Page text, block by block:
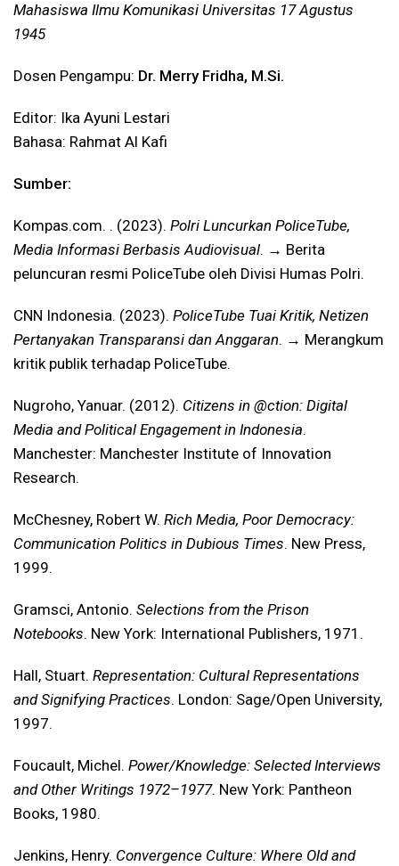
Mahasiswa Ilmu Komunikasi Universitas 17 Agustus
1945
Dosen Pengampu: Dr. Merry Fridha, M.Si.
Editor: Ika Ayuni Lestari
Bahasa: Rahmat Al Kafi
Sumber:
Kompas.com. . (2023). Polri Luncurkan PoliceTube,
Media Informasi Berbasis Audiovisual. → Berita
peluncuran resmi PoliceTube oleh Divisi Humas Polri.
CNN Indonesia. (2023). PoliceTube Tuai Kritik, Netizen
Pertanyakan Transparansi dan Anggaran. → Merangkum
kritik publik terhadap PoliceTube.
Nugroho, Yanuar. (2012). Citizens in @ction: Digital
Media and Political Engagement in Indonesia.
Manchester: Manchester Institute of Innovation
Research.
McChesney, Robert W. Rich Media, Poor Democracy:
Communication Politics in Dubious Times. New Press,
1999.
Gramsci, Antonio. Selections from the Prison
Notebooks. New York: International Publishers, 1971.
Hall, Stuart. Representation: Cultural Representations
and Signifying Practices. London: Sage/Open University,
1997.
Foucault, Michel. Power/Knowledge: Selected Interviews
and Other Writings 1972–1977. New York: Pantheon
Books, 1980.
Jenkins, Henry. Convergence Culture: Where Old and